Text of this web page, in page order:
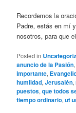
Recordemos la
Padre, estás en mí
nosotros, para que
Posted in
anuncio de la Pasión
importante,
humildad,Jerusalén,
puestos,que todos
tiempo ordinario,ut